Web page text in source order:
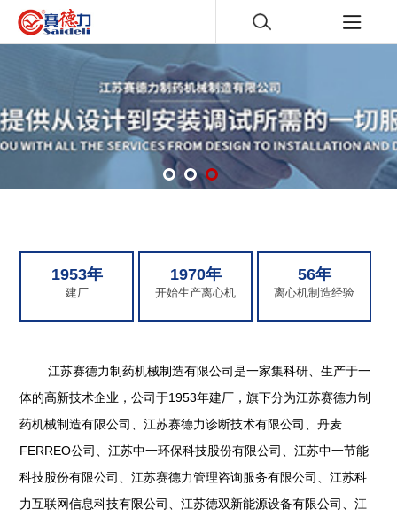
1953年
建厂
1970年
开始生产离心机
56年
离心机制造经验
江苏赛德力制药机械制造有限公司是一家集科研、生产于一
体的高新技术企业，公司于1953年建厂，旗下分为江苏赛德力制
药机械制造有限公司、江苏赛德力诊断技术有限公司、丹麦
FERREO公司、江苏中一环保科技股份有限公司、江苏中一节能
科技股份有限公司、江苏赛德力管理咨询服务有限公司、江苏科
力互联网信息科技有限公司、江苏德双新能源设备有限公司、江